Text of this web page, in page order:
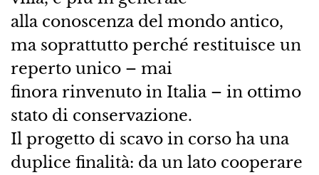
alla conoscenza del mondo antico,
ma soprattutto perché restituisce un
reperto unico – mai
finora rinvenuto in Italia – in ottimo
stato di conservazione.
Il progetto di scavo in corso ha una
duplice finalità: da un lato cooperare